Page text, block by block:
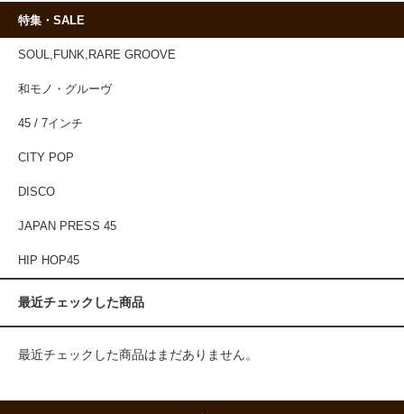
特集・SALE
SOUL,FUNK,RARE GROOVE
和モノ・グルーヴ
45 / 7インチ
CITY POP
DISCO
JAPAN PRESS 45
HIP HOP45
最近チェックした商品
最近チェックした商品はまだありません。